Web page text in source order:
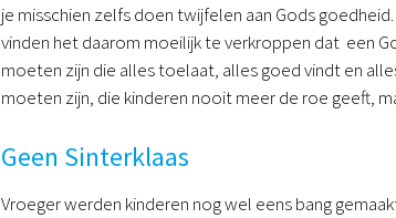
je misschien zelfs doen twijfelen aan Gods
vinden het daarom moeilijk te verkroppen dat een
moeten zijn die alles toelaat, alles goed vindt en
moeten zijn, die kinderen nooit meer de roe geeft,
Geen Sinterklaas
Vroeger werden kinderen nog wel eens bang